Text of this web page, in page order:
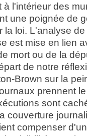
l'intérieur des
une poignée de
la loi. L'analyse
est mise en lien
mort ou de la
de notre
Brown sur la
prennent
sont
couverture
compenser